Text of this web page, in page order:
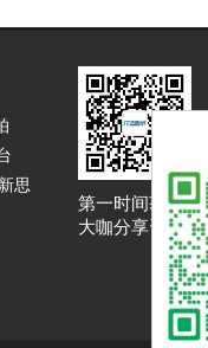
新思
第一时间获取
大咖分享资讯